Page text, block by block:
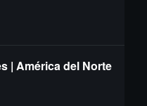
| América del Norte